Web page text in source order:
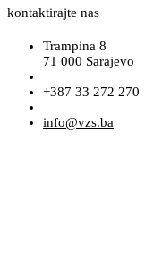
kontaktirajte nas
Trampina 8
71 000 Sarajevo
+387 33 272 270
info@vzs.ba